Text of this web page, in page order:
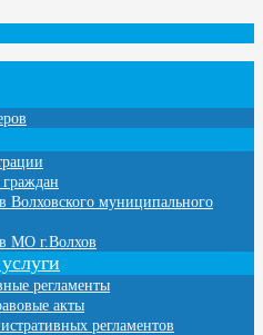
Волховского муниципального
МО г.Волхов
регламенты
акты
регламентов